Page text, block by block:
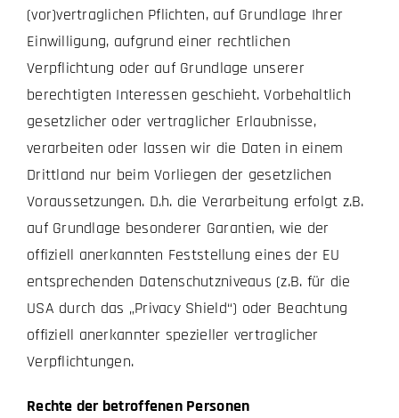
(vor)vertraglichen Pflichten, auf Grundlage Ihrer
Einwilligung, aufgrund einer rechtlichen
Verpflichtung oder auf Grundlage unserer
berechtigten Interessen geschieht. Vorbehaltlich
gesetzlicher oder vertraglicher Erlaubnisse,
verarbeiten oder lassen wir die Daten in einem
Drittland nur beim Vorliegen der gesetzlichen
Voraussetzungen. D.h. die Verarbeitung erfolgt z.B.
auf Grundlage besonderer Garantien, wie der
offiziell anerkannten Feststellung eines der EU
entsprechenden Datenschutzniveaus (z.B. für die
USA durch das „Privacy Shield“) oder Beachtung
offiziell anerkannter spezieller vertraglicher
Verpflichtungen.
Rechte der betroffenen Personen